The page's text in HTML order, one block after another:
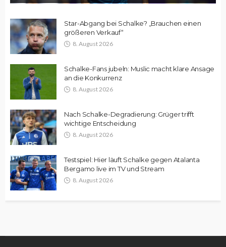
Star-Abgang bei Schalke? „Brauchen einen
größeren Verkauf“
8. August 2026
Schalke-Fans jubeln: Muslic macht klare Ansage
an die Konkurrenz
8. August 2026
Nach Schalke-Degradierung: Grüger trifft
wichtige Entscheidung
8. August 2026
Testspiel: Hier läuft Schalke gegen Atalanta
Bergamo live im TV und Stream
8. August 2026